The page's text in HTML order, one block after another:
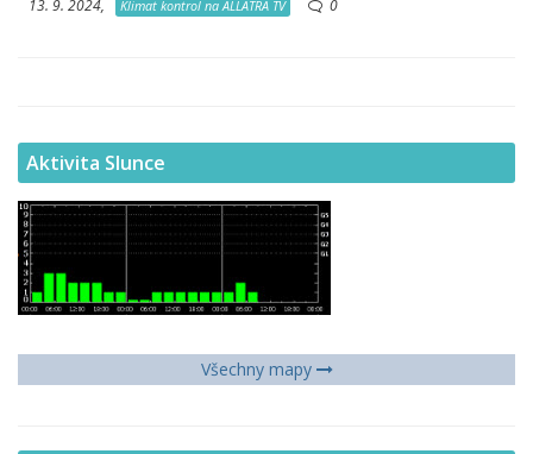
13. 9. 2024, Klimat kontrol na ALLATRA TV 0
Aktivita Slunce
Všechny mapy